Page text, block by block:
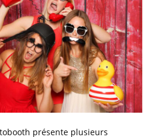
présente plusieurs